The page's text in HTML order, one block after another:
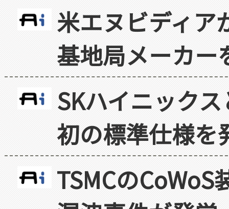
米エヌビディア
基地局メーカー
SKハイニック
初の標準仕様を
TSMCの